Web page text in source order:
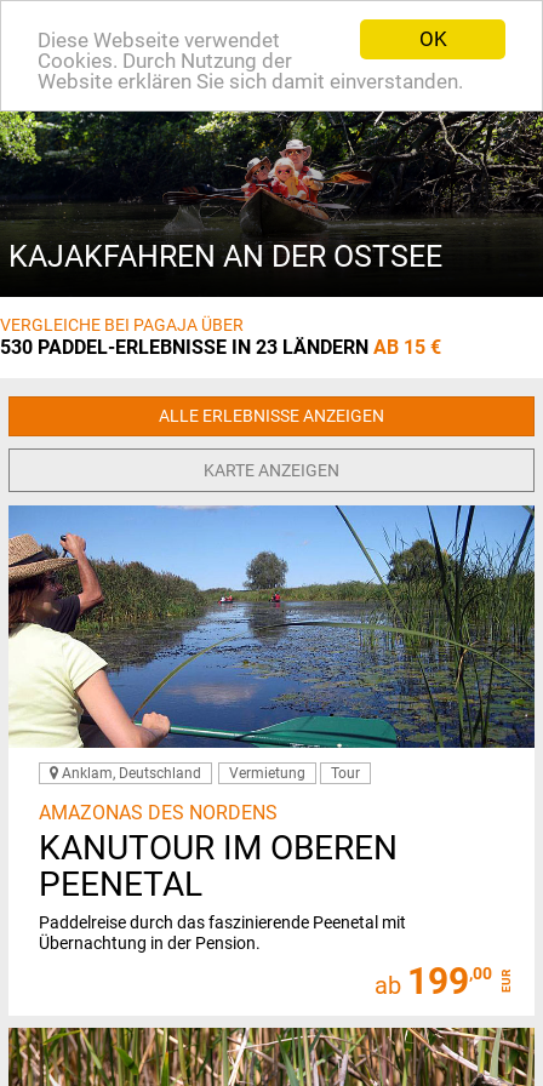
OK
Diese Webseite verwendet
Cookies. Durch Nutzung der
Website erklären Sie sich damit einverstanden.
KAJAKFAHREN AN DER OSTSEE
VERGLEICHE BEI PAGAJA ÜBER
530 PADDEL-ERLEBNISSE IN 23 LÄNDERN AB 15 €
ALLE ERLEBNISSE ANZEIGEN
KARTE ANZEIGEN
Anklam, Deutschland Vermietung Tour
AMAZONAS DES NORDENS
KANUTOUR IM OBEREN
PEENETAL
Paddelreise durch das faszinierende Peenetal mit
Übernachtung in der Pension.
ab 199,00 EUR